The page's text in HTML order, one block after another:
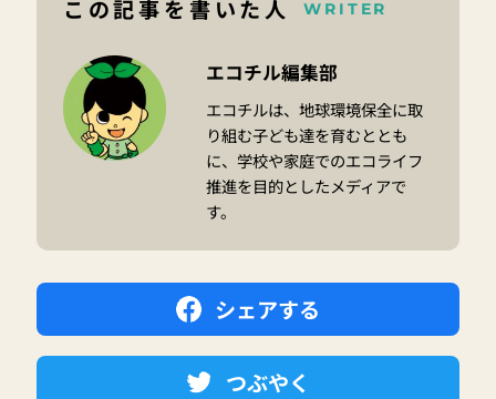
この記事を書いた人 WRITER
エコチル編集部
エコチルは、地球環境保全に取
り組む子ども達を育むととも
に、学校や家庭でのエコライフ
推進を目的としたメディアで
す。
シェアする
つぶやく